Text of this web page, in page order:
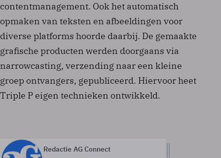
contentmanagement. Ook het automatisch
opmaken van teksten en afbeeldingen voor
diverse platforms hoorde daarbij. De gemaakte
grafische producten werden doorgaans via
narrowcasting, verzending naar een kleine
groep ontvangers, gepubliceerd. Hiervoor heet
Triple P eigen technieken ontwikkeld.
Redactie AG Connect